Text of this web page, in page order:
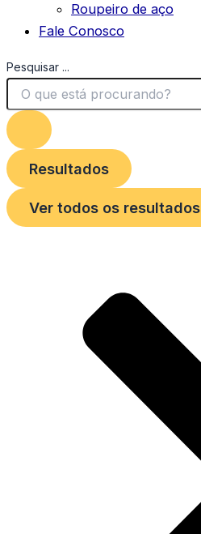
Roupeiro de aço
Fale Conosco
Pesquisar ...
Resultados
Ver todos os resultados